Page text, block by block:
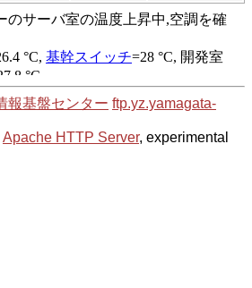
報基盤センター ftp.yz.yamagata-
Apache HTTP Server, experimental